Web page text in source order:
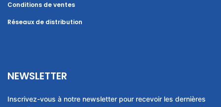
Conditions de ventes
Réseaux de distribution
NEWSLETTER
Inscrivez-vous à notre newsletter pour recevoir les dernières